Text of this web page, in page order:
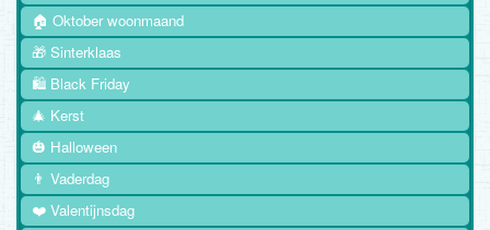
🏠 Oktober woonmaand
🎁 Sinterklaas
🛍️ Black Friday
🎄 Kerst
🎃 Halloween
👨 Vaderdag
❤️ Valentijnsdag